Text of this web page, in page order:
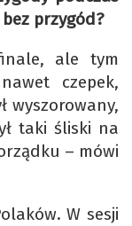
bez przygód?
ale tym
czepek,
wyszorowany,
taki śliski na
– mówi
W sesji